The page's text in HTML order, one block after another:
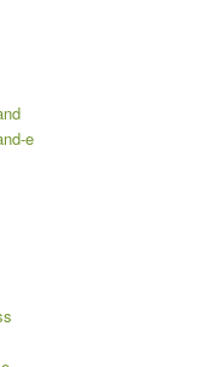
e